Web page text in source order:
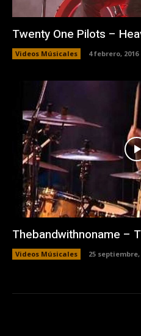
Twenty One Pilots –
Videos Músicales 4 febrero, 2016
Thebandwithnoname –
Videos Músicales 25 septiembre,